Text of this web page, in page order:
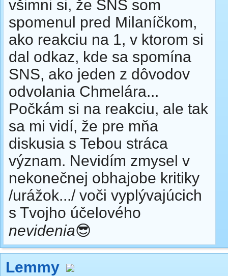
všimni si, že SNS som
spomenul pred Milaníčkom,
ako reakciu na 1, v ktorom si
dal odkaz, kde sa spomína
SNS, ako jeden z dôvodov
odvolania Chmelára...
Počkám si na reakciu, ale tak
sa mi vidí, že pre mňa
diskusia s Tebou stráca
význam. Nevidím zmysel v
nekonečnej obhajobe kritiky
/urážok.../ voči vyplývajúcich
s Tvojho účelového
nevidenia😎
Lemmy